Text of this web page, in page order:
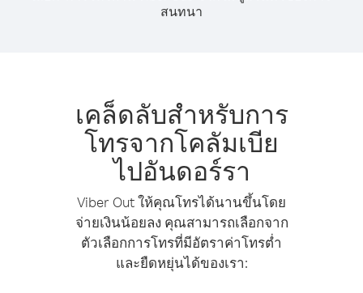
สนทนา
เคล็ดลับสำหรับการ
โทรจากโคลัมเบีย
ไปอันดอร์รา
Viber Out ให้คุณโทรได้นานขึ้นโดย
จ่ายเงินน้อยลง คุณสามารถเลือกจาก
ตัวเลือกการโทรที่มีอัตราค่าโทรต่ำ
และยืดหยุ่นได้ของเรา: